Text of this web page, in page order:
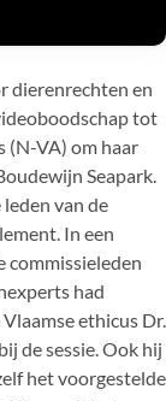
dierenrechten en
tot
(N-VA) om haar
Seapark.
van de
In een
commissieleden
had
ethicus Dr.
de sessie. Ook hij
het voorgestelde